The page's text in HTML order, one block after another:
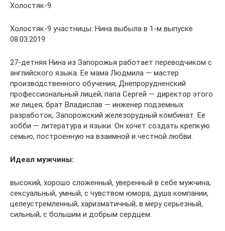
Холостяк-9
Холостяк-9 участницы: Нина выбыла в 1-м выпуске
08.03.2019
27-детняя Нина из Запорожья работает переводчиком с
английского языка. Ее мама Людмила — мастер
производственного обучения, Днепрорудненский
профессиональный лицей; папа Сергей — директор этого
же лицея; брат Владислав — инженер подземных
разработок, Запорожский железорудный комбинат. Ее
хобби — литература и языки. Он хочет создать крепкую
семью, построенную на взаимной и честной любви.
Идеал мужчины:
высокий, хорошо сложенный, уверенный в себе мужчина;
сексуальный, умный, с чувством юмора, душа компании,
целеустремленный, харизматичный, в меру серьезный,
сильный, с большим и добрым сердцем.